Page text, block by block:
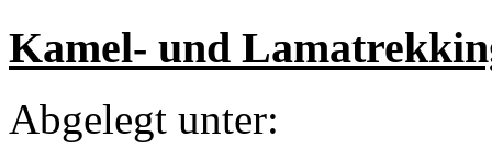
Kamel- und
Abgelegt unter: